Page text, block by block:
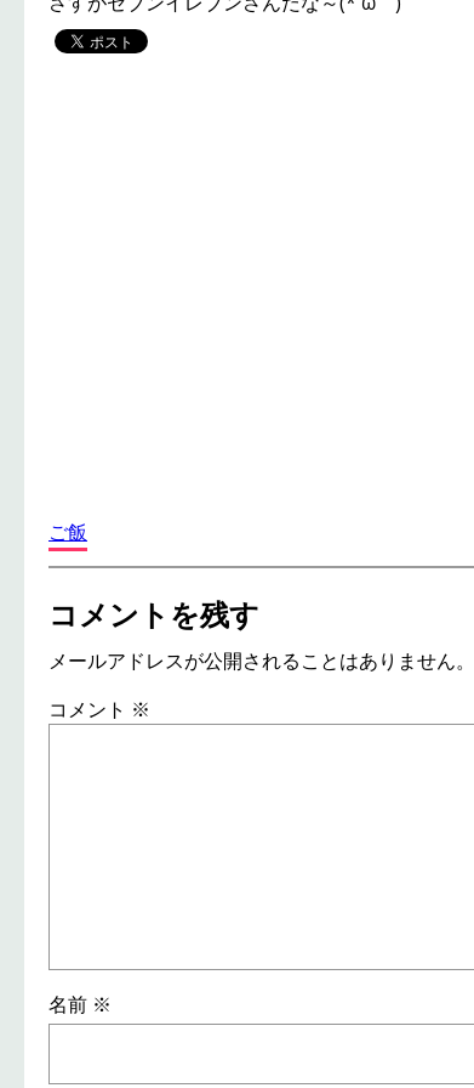
ご飯
コメントを残す
メールアドレスが公開されることはありません。
コメント ※
名前 ※